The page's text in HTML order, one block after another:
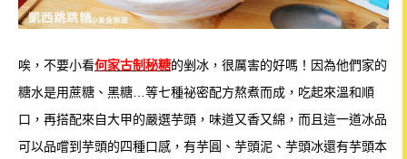
唉，不要小看何家古制秘糖的剉冰，很厲害的好嗎！因為他們家的
糖水是用蔗糖、黑糖…等七種祕密配方熬煮而成，吃起來溫和順
口，再搭配來自大甲的嚴選芋頭，味道又香又綿，而且這一道冰品
可以品嚐到芋頭的四種口感，有芋圓、芋頭泥、芋頭冰還有芋頭本